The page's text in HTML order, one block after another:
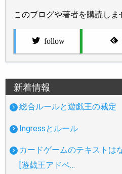
このブログや著者を購読しま
follow
新着情報
総合ルールと遊戯王の裁定
Ingressとルール
カードゲームのテキストは
[遊戯王アドベ…